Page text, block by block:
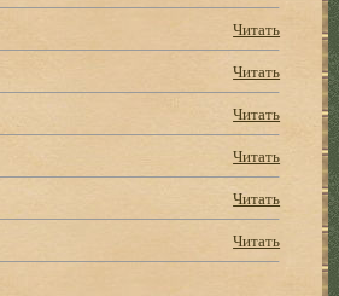
Читать
Читать
Читать
Читать
Читать
Читать